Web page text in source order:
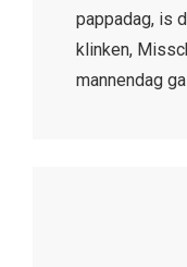
pappadag, is
klinken,
mannendag